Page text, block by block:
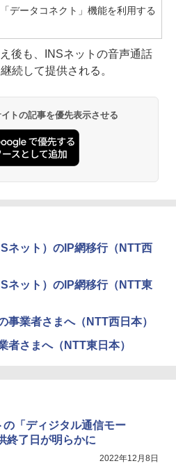
データコネクト」機能を利用する
後も、INSネットの音声通話
続して提供される。
トの記事を優先表示させる
ネット）のIP網移行（NTT西
ネット）のIP網移行（NTT東
事業者さまへ（NTT西日本）
者さまへ（NTT東日本）
の「ディジタル通信モー
終了日が明らかに
2022年12月8日